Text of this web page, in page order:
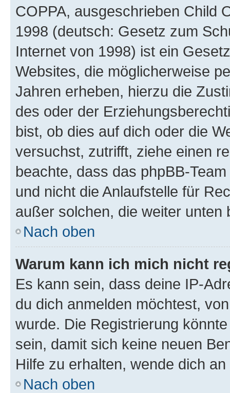
COPPA, ausgeschrieben Child
1998 (deutsch: Gesetz zum
Internet von 1998) ist ein
Websites, die möglicherweise
Jahren erheben, hierzu die
des oder der
bist, ob dies auf dich oder die
versuchst, zutrifft, ziehe einen
beachte, dass das phpBB-
und nicht die Anlaufstelle für
außer solchen, die weiter unten
Nach oben
Warum kann ich mich nicht
Es kann sein, dass deine IP-
du dich anmelden möchtest,
wurde. Die Registrierung
sein, damit sich keine neuen
Hilfe zu erhalten, wende dich
Nach oben